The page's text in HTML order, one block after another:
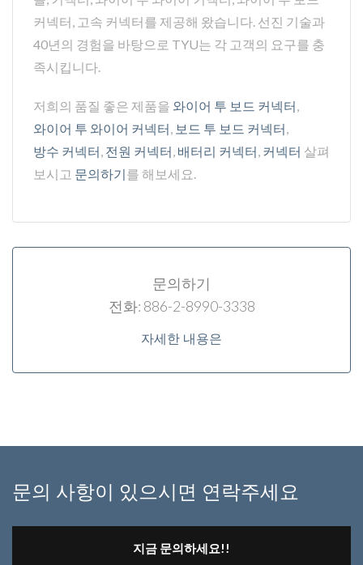
커넥터, 고속 커넥터를 제공해 왔습니다. 선진 기술과
40년의 경험을 바탕으로 TYU는 각 고객의 요구를 충
족시킵니다.
저희의 품질 좋은 제품을 와이어 투 보드 커넥터
와이어 투 와이어 커넥터 보드 투 보드 커넥터
방수 커넥터 전원 커넥터 배터리 커넥터 커넥터 살펴
보시고 문의하기를 해보세요.
문의하기
전화: 886-2-8990-3338
자세한 내용은
문의 사항이 있으시면 연락주세요
지금 문의하세요!!